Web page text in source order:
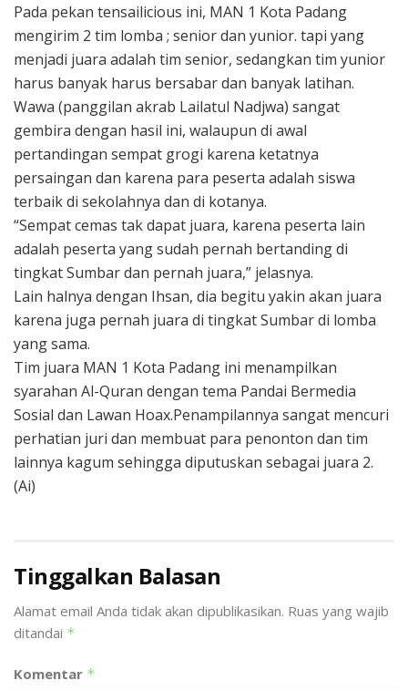
Pada pekan tensailicious ini, MAN 1 Kota Padang
mengirim 2 tim lomba ; senior dan yunior. tapi yang
menjadi juara adalah tim senior, sedangkan tim yunior
harus banyak harus bersabar dan banyak latihan.
Wawa (panggilan akrab Lailatul Nadjwa) sangat
gembira dengan hasil ini, walaupun di awal
pertandingan sempat grogi karena ketatnya
persaingan dan karena para peserta adalah siswa
terbaik di sekolahnya dan di kotanya.
“Sempat cemas tak dapat juara, karena peserta lain
adalah peserta yang sudah pernah bertanding di
tingkat Sumbar dan pernah juara,” jelasnya.
Lain halnya dengan Ihsan, dia begitu yakin akan juara
karena juga pernah juara di tingkat Sumbar di lomba
yang sama.
Tim juara MAN 1 Kota Padang ini menampilkan
syarahan Al-Quran dengan tema Pandai Bermedia
Sosial dan Lawan Hoax.Penampilannya sangat mencuri
perhatian juri dan membuat para penonton dan tim
lainnya kagum sehingga diputuskan sebagai juara 2.
(Ai)
Tinggalkan Balasan
Alamat email Anda tidak akan dipublikasikan. Ruas yang wajib
ditandai *
Komentar *